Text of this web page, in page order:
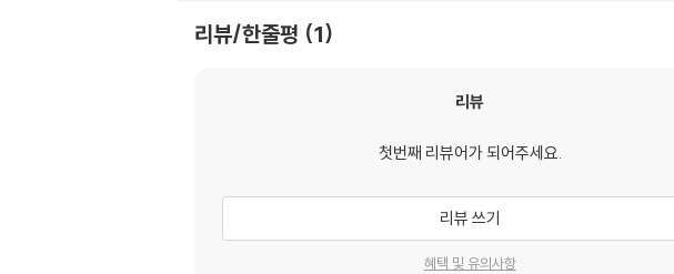
리뷰/한줄평 1
리뷰
첫번째 리뷰어가 되어주세요.
리뷰 쓰기
혜택 및 유의사항